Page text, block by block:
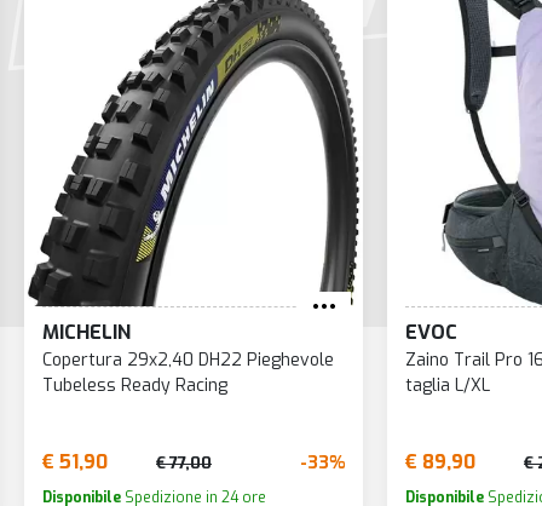
MICHELIN
Copertura 29x2,40 DH22 Pieghevole
Tubeless Ready Racing
€ 51,90 € 77,00 -33%
Disponibile Spedizione in 24 ore
EVOC
Zaino Trail Pro
taglia L/XL
€ 89,90 €
Disponibile